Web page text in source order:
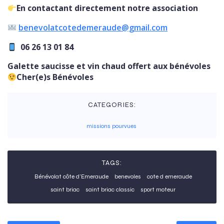
En contactant directement notre association
benevolatcotedemeraude@gmail.com
06 26 13 01 84
Galette saucisse et vin chaud offert aux bénévoles
Cher(e)s Bénévoles
CATEGORIES:
missions pourvues
TAGS:
Bénévolat côte d'Emeraude benevoles
cote d emeraude
saint briac
saint briac classic sport moteur